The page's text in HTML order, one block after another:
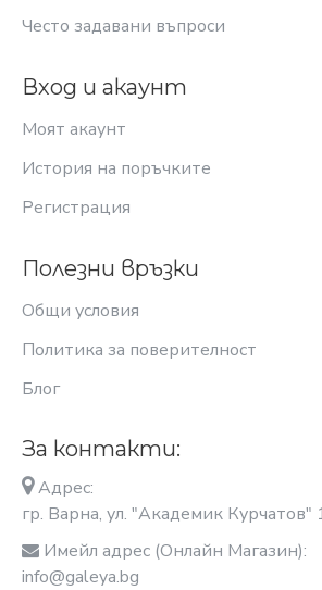
Често задавани въпроси
Вход и акаунт
Моят акаунт
История на поръчките
Регистрация
Полезни връзки
Общи условия
Политика за поверителност
Блог
За контакти:
Адрес:
гр. Варна, ул. "Академик Курчатов"
Имейл адрес (Онлайн Магазин):
info@galeya.bg